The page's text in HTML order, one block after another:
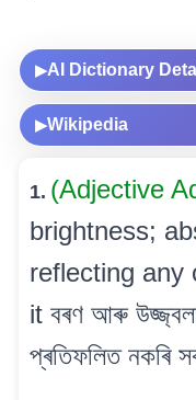
▶AI Dictionary
▶Wikipedia
1. (Adjective
brightness;
reflecting any
it বৰণ আৰু
প্ৰতিফলিত নকৰি